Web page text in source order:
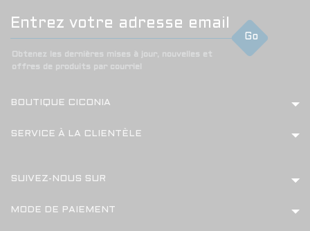
Go
Obtenez les dernières mises à jour, nouvelles et
offres de produits par courriel
BOUTIQUE CICONIA
SERVICE À LA CLIENTÈLE
SUIVEZ-NOUS SUR
MODE DE PAIEMENT